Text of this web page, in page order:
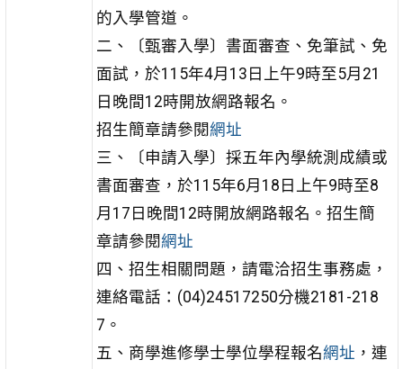
的入學管道。
二、〔甄審入學〕書面審查、免筆試、免
面試，於115年4月13日上午9時至5月21
日晚間12時開放網路報名。
招生簡章請參閱網址
三、〔申請入學〕採五年內學統測成績或
書面審查，於115年6月18日上午9時至8
月17日晚間12時開放網路報名。招生簡
章請參閱網址
四、招生相關問題，請電洽招生事務處，
連絡電話：(04)24517250分機2181-218
7。
五、商學進修學士學位學程報名網址 ，連